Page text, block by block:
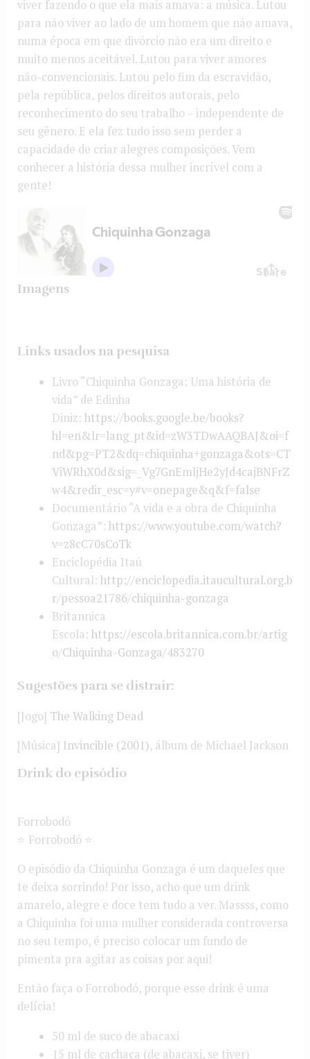
viver fazendo o que ela mais amava: a música. Lutou
para não viver ao lado de um homem que não amava,
numa época em que divórcio não era um direito e
muito menos aceitável. Lutou para viver amores
não-convencionais. Lutou pelo fim da escravidão,
pela república, pelos direitos autorais, pelo
reconhecimento do seu trabalho – independente de
seu gênero. E ela fez tudo isso sem perder a
capacidade de criar alegres composições. Vem
conhecer a história dessa mulher incrível com a
gente!
Imagens
Links usados na pesquisa
Livro “Chiquinha Gonzaga: Uma história de
vida” de Edinha
Diniz: https://books.google.be/books?
hl=en&lr=lang_pt&id=zW3TDwAAQBAJ&oi=f
nd&pg=PT2&dq=chiquinha+gonzaga&ots=CT
ViWRhX0d&sig=_Vg7GnEmljHe2yJd4cajBNFrZ
w4&redir_esc=y#v=onepage&q&f=false
Documentário “A vida e a obra de Chiquinha
Gonzaga”: https://www.youtube.com/watch?
v=z8cC70sCoTk
Enciclopédia Itaú
Cultural: http://enciclopedia.itaucultural.org.b
r/pessoa21786/chiquinha-gonzaga
Britannica
Escola: https://escola.britannica.com.br/artig
o/Chiquinha-Gonzaga/483270
Sugestões para se distrair:
[Jogo] The Walking Dead
[Música] Invincible (2001), álbum de Michael Jackson
Drink do episódio
Forrobodó
⭐ Forrobodó ⭐
O episódio da Chiquinha Gonzaga é um daqueles que
te deixa sorrindo! Por isso, acho que um drink
amarelo, alegre e doce tem tudo a ver. Massss, como
a Chiquinha foi uma mulher considerada controversa
no seu tempo, é preciso colocar um fundo de
pimenta pra agitar as coisas por aqui!
Então faça o Forrobodó, porque esse drink é uma
delícia!
50 ml de suco de abacaxi
15 ml de cachaça (de abacaxi, se tiver)